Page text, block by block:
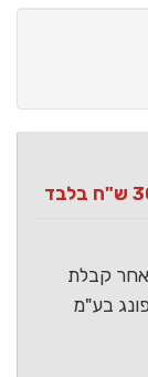
קבלת
בע"מ